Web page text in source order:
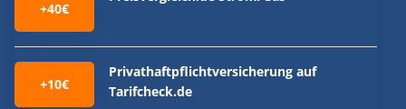
+40€
+10€
Privathaftpflichtversicherung auf
Tarifcheck.de